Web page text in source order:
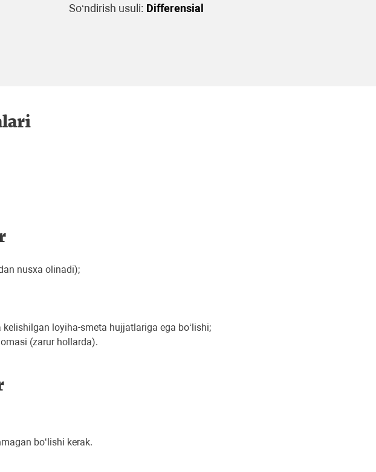
So‘ndirish usuli: Differensial
nusxa olinadi);
loyiha-smeta hujjatlariga ega bo‘lishi;
(zarur hollarda).
bo‘lishi kerak.